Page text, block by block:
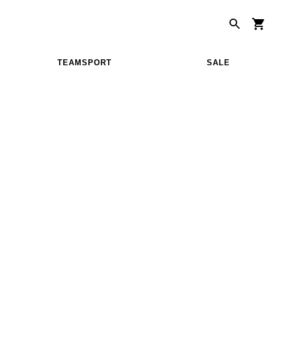
TEAMSPORT SALE